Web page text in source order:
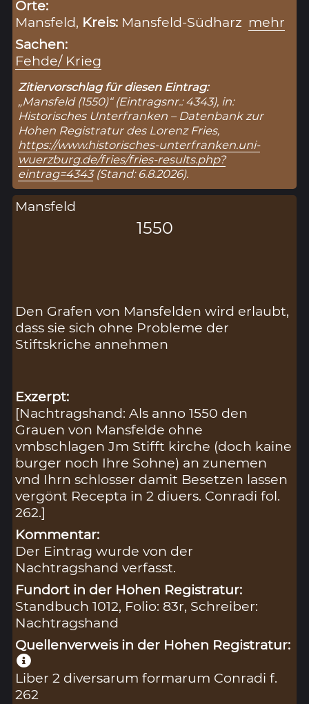
Orte:
Mansfeld, Kreis: Mansfeld-Südharz mehr
Sachen:
Fehde/ Krieg
Zitiervorschlag für diesen Eintrag:
„Mansfeld (1550)“ (Eintragsnr.: 4343), in:
Historisches Unterfranken – Datenbank zur
Hohen Registratur des Lorenz Fries,
https://www.historisches-unterfranken.uni-
wuerzburg.de/fries/fries-results.php?
eintrag=4343(Stand: 6.8.2026).
Mansfeld
1550
Den Grafen von Mansfelden wird erlaubt,
dass sie sich ohne Probleme der
Stiftskriche annehmen
Exzerpt:
[Nachtragshand: Als anno 1550 den
Grauen von Mansfelde ohne
vmbschlagen Jm Stifft kirche (doch kaine
burger noch Ihre Sohne) an zunemen
vnd Ihrn schlosser damit Besetzen lassen
vergönt Recepta in 2 diuers. Conradi fol.
262.]
Kommentar:
Der Eintrag wurde von der
Nachtragshand verfasst.
Fundort in der Hohen Registratur:
Standbuch 1012, Folio: 83r, Schreiber:
Nachtragshand
Quellenverweis in der Hohen Registratur:
Liber 2 diversarum formarum Conradi f.
262